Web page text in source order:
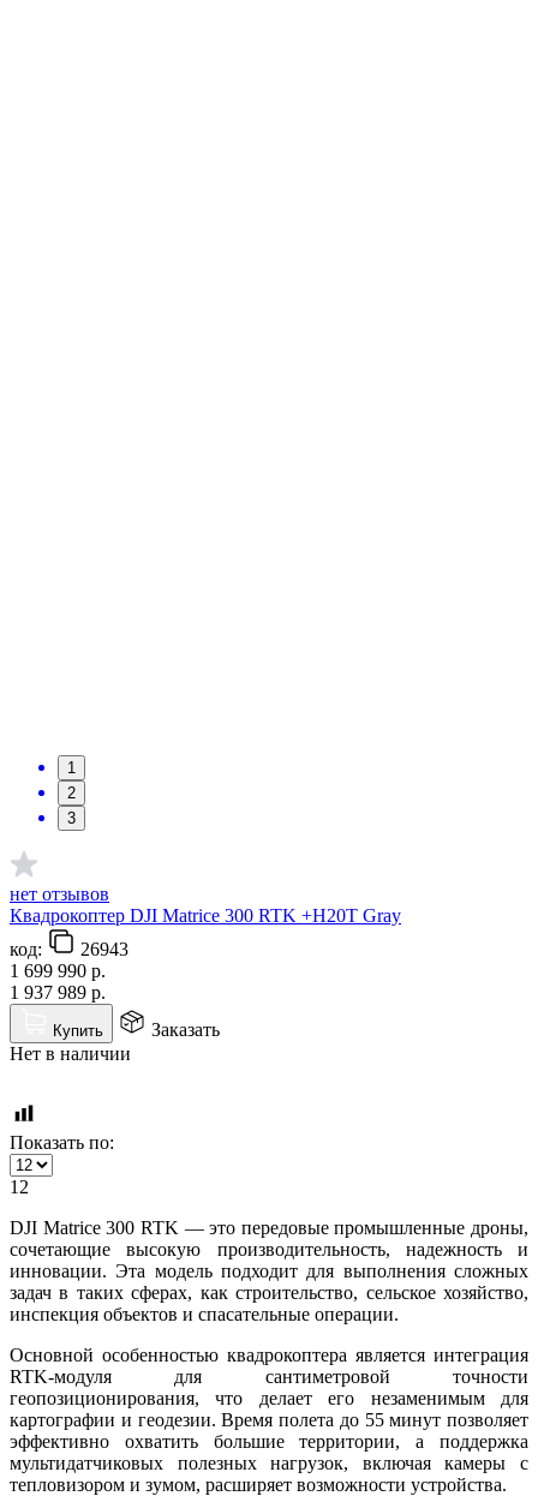
1
2
3
нет отзывов
Квадрокоптер DJI Matrice 300 RTK +H20T Gray
код:
26943
1 699 990 р.
1 937 989 р.
Купить
Заказать
Нет в наличии
Показать по:
12
DJI Matrice 300 RTK — это передовые промышленные дроны,
сочетающие высокую производительность, надежность и
инновации. Эта модель подходит для выполнения сложных
задач в таких сферах, как строительство, сельское хозяйство,
инспекция объектов и спасательные операции.
Основной особенностью квадрокоптера является интеграция
RTK-модуля для сантиметровой точности
геопозиционирования, что делает его незаменимым для
картографии и геодезии. Время полета до 55 минут позволяет
эффективно охватить большие территории, а поддержка
мультидатчиковых полезных нагрузок, включая камеры с
тепловизором и зумом, расширяет возможности устройства.